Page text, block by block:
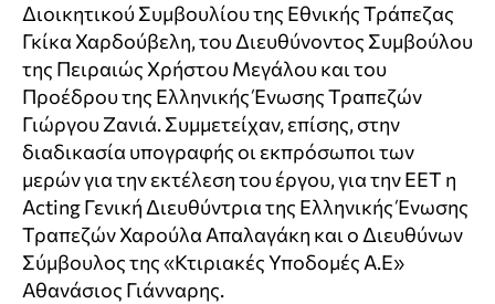
Διοικητικού Συμβουλίου της Εθνικής Τράπεζας
Γκίκα Χαρδούβελη, του Διευθύνοντος Συμβούλου
της Πειραιώς Χρήστου Μεγάλου και του
Προέδρου της Ελληνικής Ένωσης Τραπεζών
Γιώργου Ζανιά. Συμμετείχαν, επίσης, στην
διαδικασία υπογραφής οι εκπρόσωποι των
μερών για την εκτέλεση του έργου, για την ΕΕΤ η
Acting Γενική Διευθύντρια της Ελληνικής Ένωσης
Τραπεζών Χαρούλα Απαλαγάκη και ο Διευθύνων
Σύμβουλος της «Κτιριακές Υποδομές Α.Ε»
Αθανάσιος Γιάνναρης.